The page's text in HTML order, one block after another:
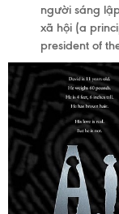
người sáng
xã hội (a
president of